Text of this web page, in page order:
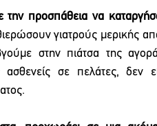
την προσπάθεια να
γιατρούς μερικής
στην πιάτσα της
ασθενείς σε πελάτες,